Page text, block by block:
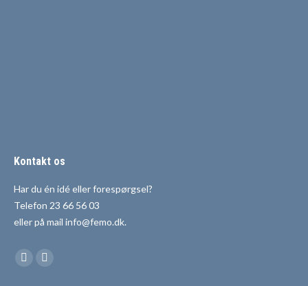
Kontakt os
Har du én idé eller forespørgsel?
Telefon 23 66 56 03
eller på mail info@femo.dk.
Find us on: